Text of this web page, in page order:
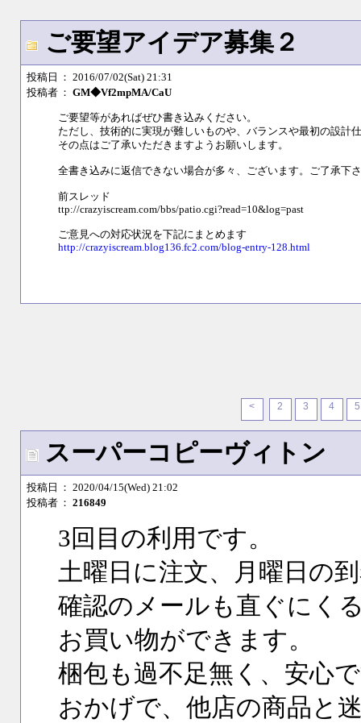
ご要望アイデア募集２
投稿日
： 2016/07/02(Sat) 21:31
投稿者 ：GM◆Vf2mpMA/CaU
ご要望等があればぜひ書き込みください。
ただし、技術的に実現が難しいものや、バランスや最初の設計
その点はご了承いただきますようお願いします。
全書き込みに返信できない場合が多々、ございます。ご了承下
前スレッド
ttp://crazyiscream.com/bbs/patio.cgi?read=10&log=past
ご意見への対応状況を下記にまとめます
http://crazyiscream.blog136.fc2.com/blog-entry-128.html
< 2 3 4 5
スーパーコピーヴィトン
投稿日
： 2020/04/15(Wed) 21:02
投稿者 ：216849
3回目の利用です。
土曜日に注文、月曜日の
確認のメールも直ぐにく
お買い物ができます。
梱包も過不足無く、安心
おかげで、他店の商品と